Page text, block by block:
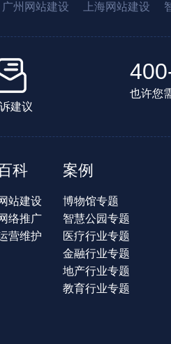
广州网站建设 上海网站建设
建议
也许您
科
站建设
络推广
营维护
案例
博物馆专题
智慧公园专题
医疗行业专题
金融行业专题
地产行业专题
教育行业专题